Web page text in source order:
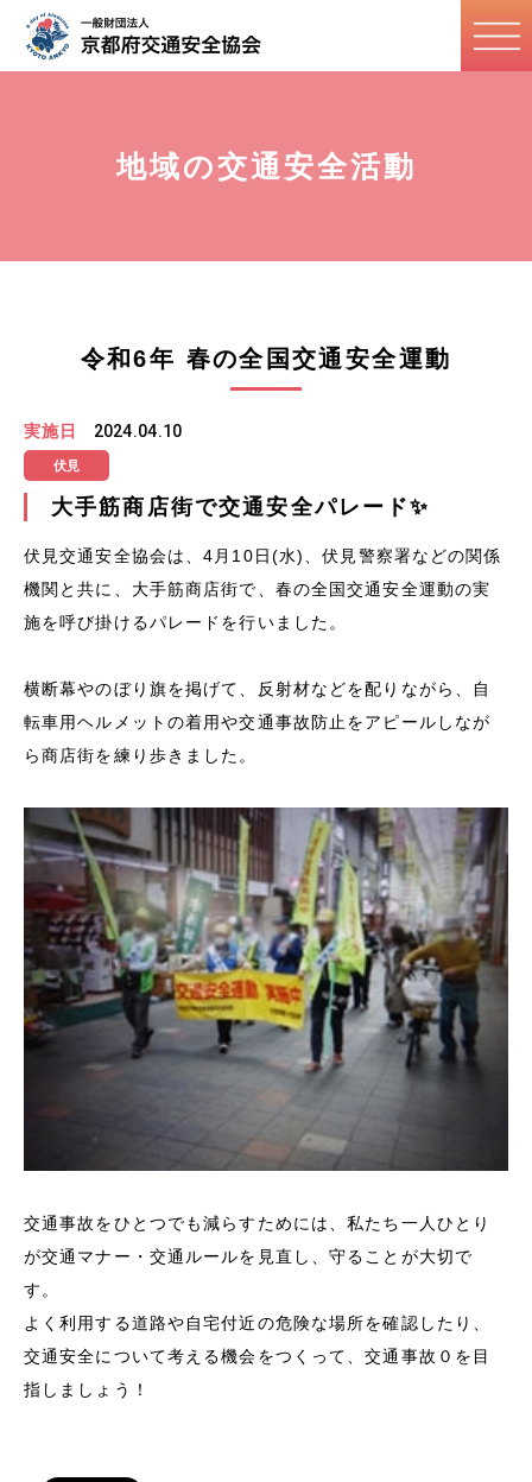
地域の交通安全活動
令和6年 春の全国交通安全運動
実施日 2024.04.10
伏見
大手筋商店街で交通安全パレード✨
伏見交通安全協会は、4月10日(水)、伏見警察署などの関係
機関と共に、大手筋商店街で、春の全国交通安全運動の実
施を呼び掛けるパレードを行いました。
横断幕やのぼり旗を掲げて、反射材などを配りながら、自
転車用ヘルメットの着用や交通事故防止をアピールしなが
ら商店街を練り歩きました。
交通事故をひとつでも減らすためには、私たち一人ひとり
が交通マナー・交通ルールを見直し、守ることが大切で
す。
よく利用する道路や自宅付近の危険な場所を確認したり、
交通安全について考える機会をつくって、交通事故０を目
指しましょう！